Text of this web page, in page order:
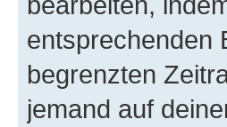
entsprechenden
begrenzten
jemand auf